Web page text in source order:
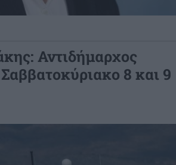
Αντιδήμαρχος
8 και 9